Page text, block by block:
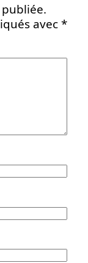
avec*